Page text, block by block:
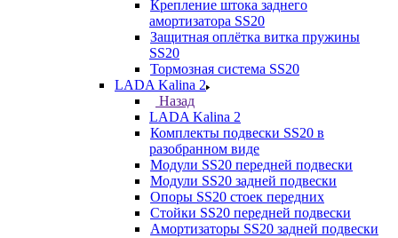
Крепление штока заднего
амортизатора SS20
Защитная оплётка витка пружины
SS20
Тормозная система SS20
LADA Kalina 2
Назад
LADA Kalina 2
Комплекты подвески SS20 в
разобранном виде
Модули SS20 передней подвески
Модули SS20 задней подвески
Опоры SS20 стоек передних
Стойки SS20 передней подвески
Амортизаторы SS20 задней подвески